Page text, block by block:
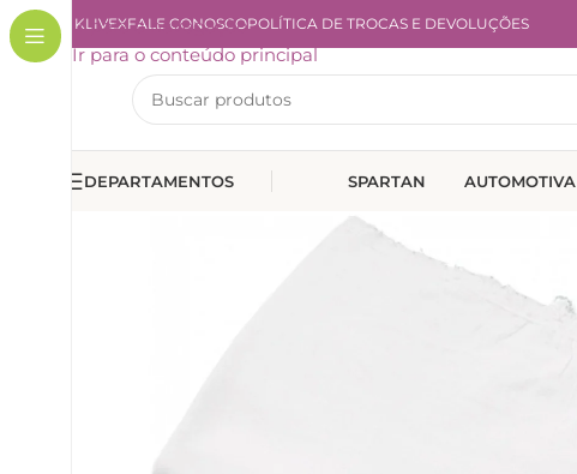
Ir para a navegação
Ir para o conteúdo principal
A KLIVEXFALE CONOSCOPOLÍTICA DE TROCAS E DEVOLUÇÕES
DEPARTAMENTOS SPARTAN AUTOMOTIVA